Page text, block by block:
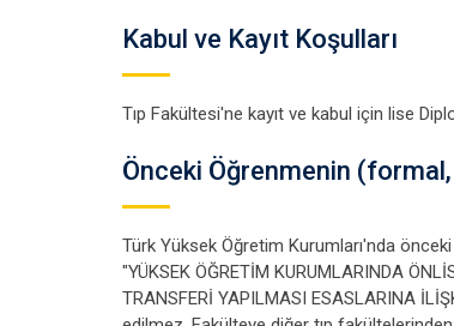
Kabul ve Kayıt Koşulları
Tıp Fakültesi'ne kayıt ve kabul için lise
Önceki Öğrenmenin
Türk Yüksek Öğretim Kurumları'nda
"YÜKSEK ÖĞRETİM KURUMLARINDA
TRANSFERİ YAPILMASI ESASLARINA